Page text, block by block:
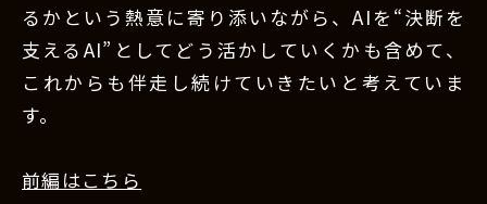
るかという熱意に寄り添いながら、AIを“決断を
支えるAI”としてどう活かしていくかも含めて、
これからも伴走し続けていきたいと考えていま
す。
前編はこちら